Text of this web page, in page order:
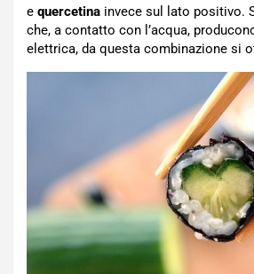
e quercetina invece sul lato positivo.
che, a contatto con l’acqua,
elettrica, da questa combinazione si